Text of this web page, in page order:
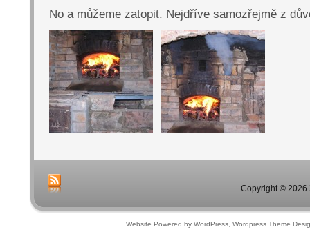
No a můžeme zatopit. Nejdříve samozřejmě z
Copyright © 2026
Website Powered by WordPress, Wordpress Theme